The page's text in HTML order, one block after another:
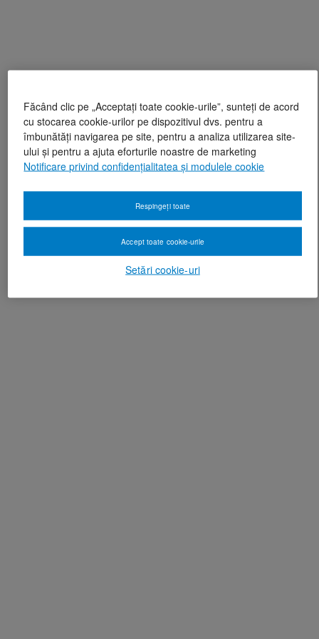
Făcând clic pe „Acceptați toate cookie-urile”, sunteți de acord
cu stocarea cookie-urilor pe dispozitivul dvs. pentru a
îmbunătăți navigarea pe site, pentru a analiza utilizarea site-
ului și pentru a ajuta eforturile noastre de marketing
Notificare privind confidențialitatea și modulele cookie
Setări cookie-uri
Respingeți toate
Accept toate cookie-urile